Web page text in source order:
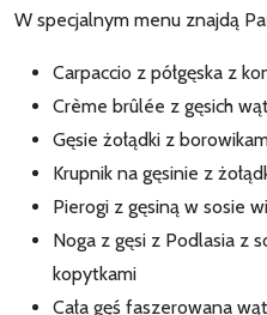
W specjalnym menu znajdą
Carpaccio z półgęska z
Crème brûlée z gęsich
Gęsie żołądki z
Krupnik na gęsinie z
Pierogi z gęsiną w sosie
Noga z gęsi z Podlasia z
kopytkami
Cała gęś faszerowana